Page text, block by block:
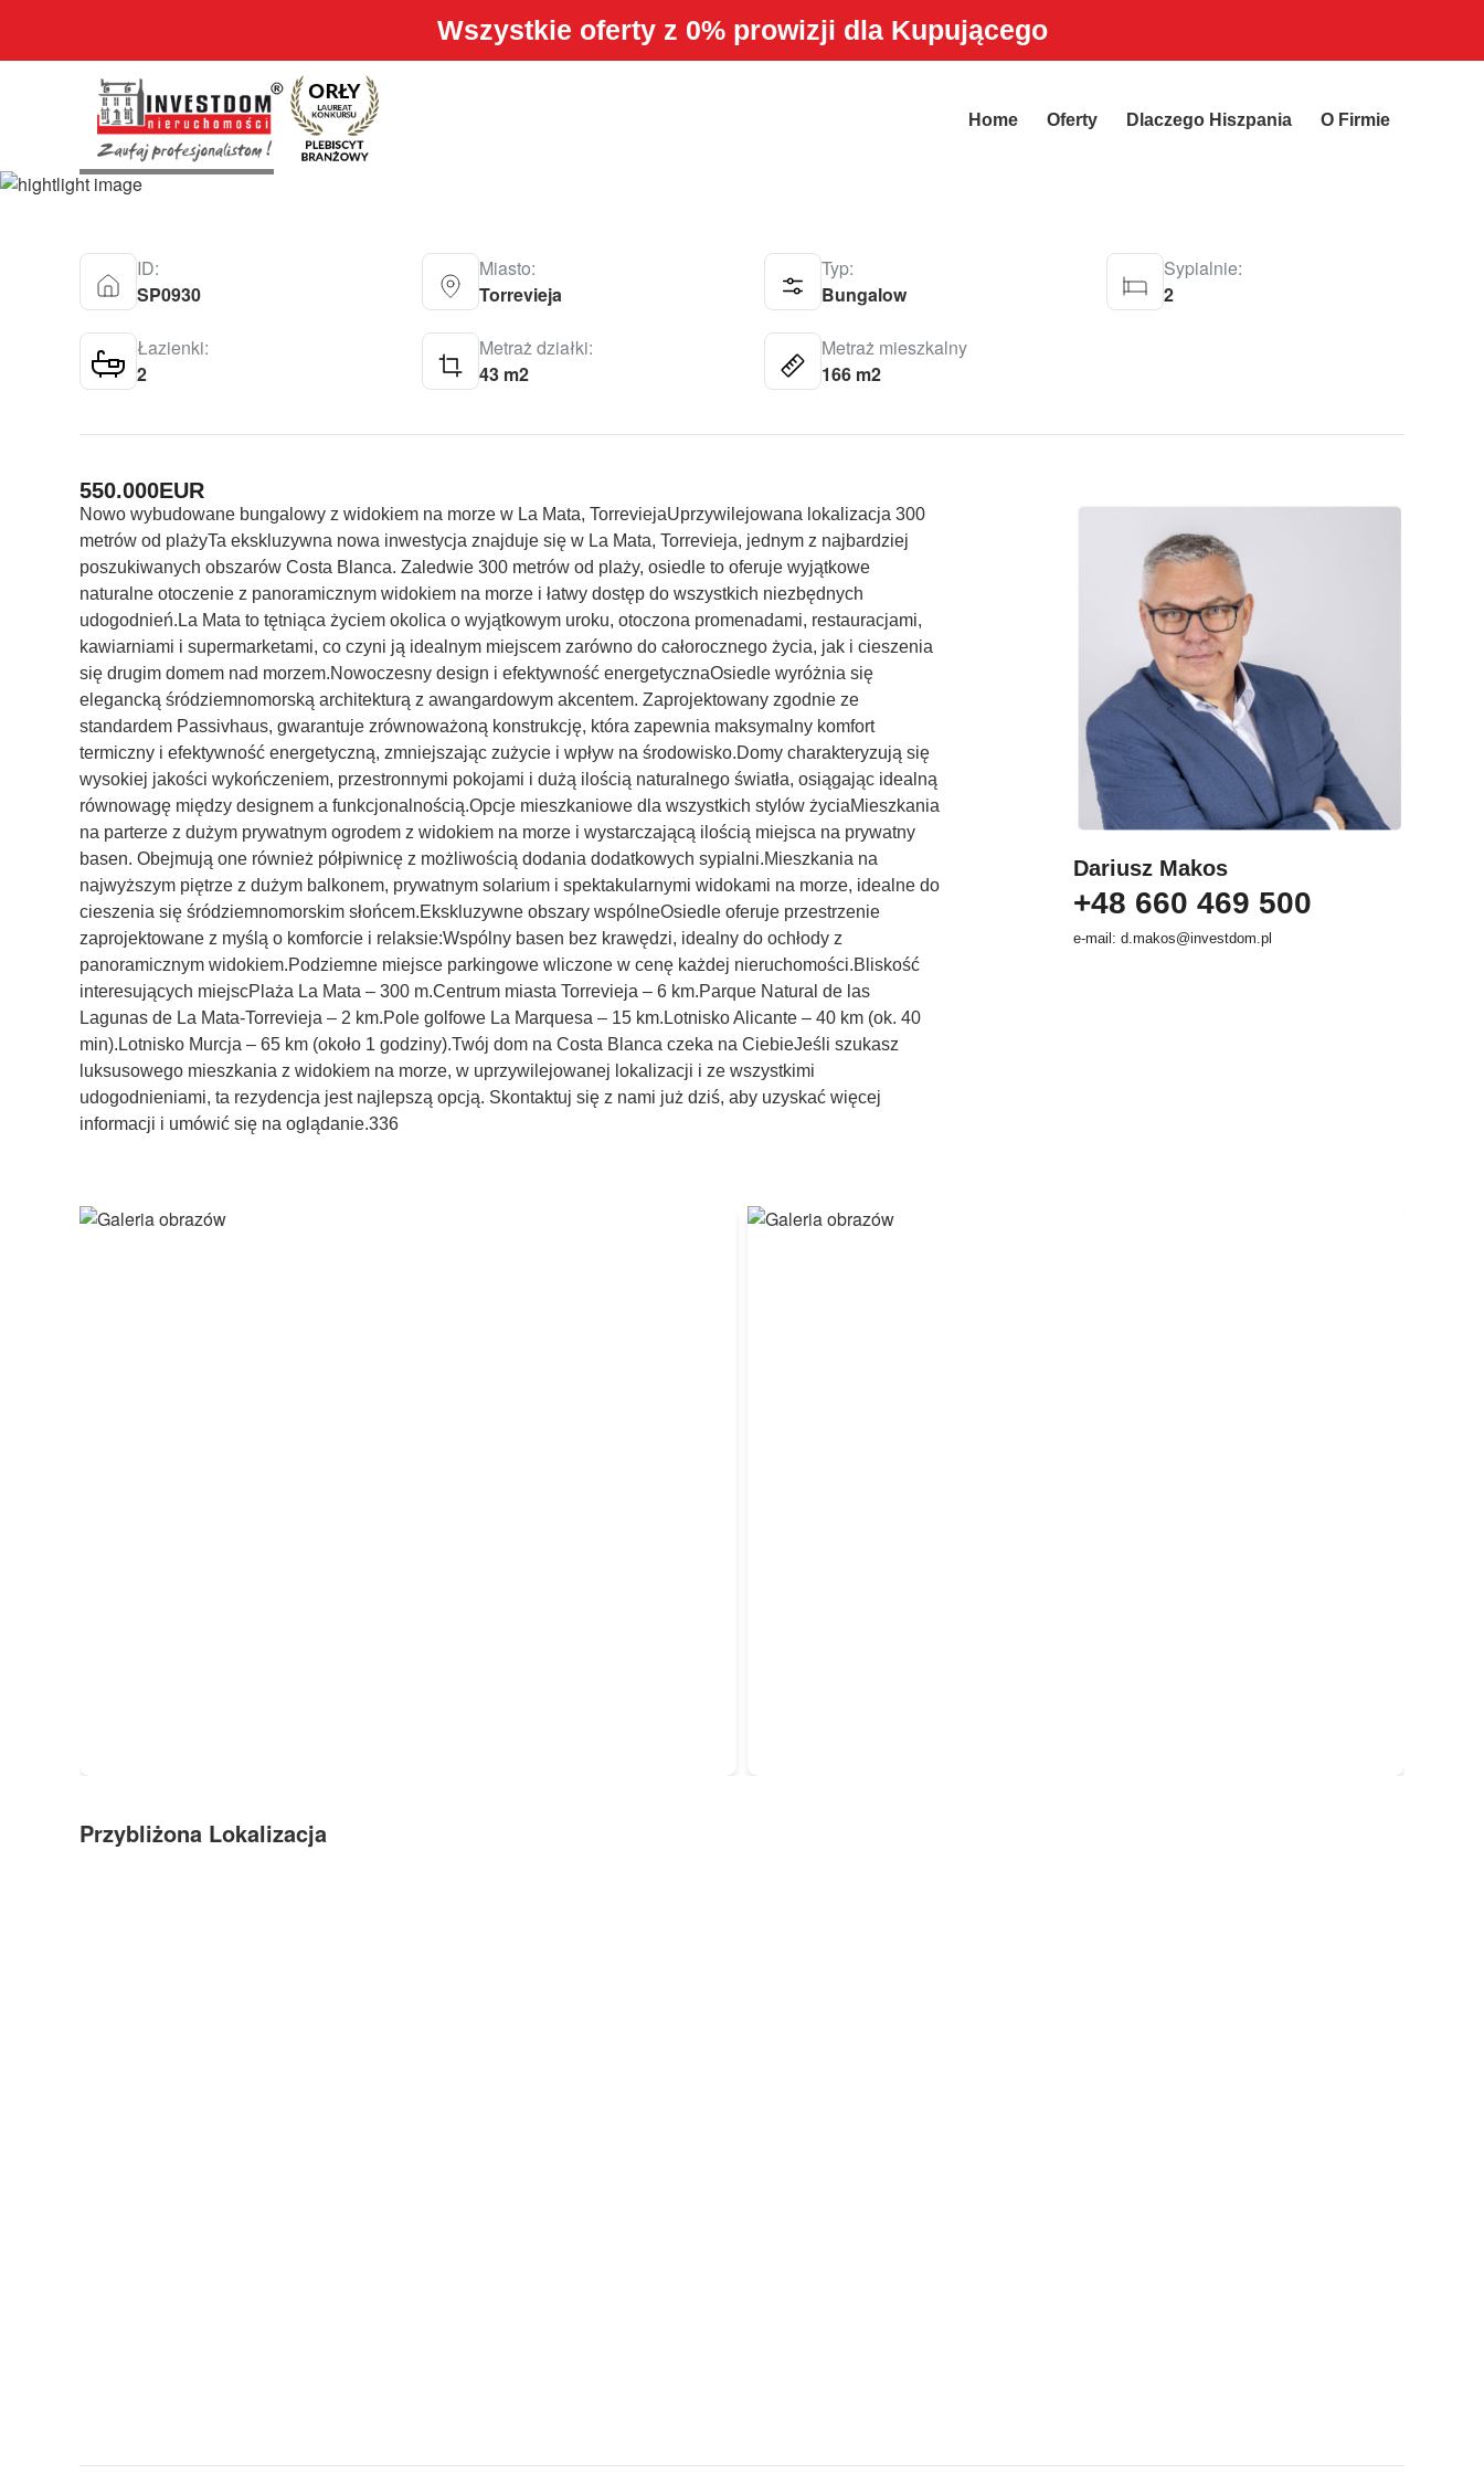
Wszystkie oferty z 0% prowizji dla Kupującego
Home Oferty Dlaczego Hiszpania O Firmie
BUNGALOW – TORREVIEJA
550.000EUR
ID:
SP0930
Miasto:
Torrevieja
Typ:
Bungalow
Sypialnie:
2
Łazienki:
2
Metraż działki:
43 m2
Metraż mieszkalny
166 m2
550.000EUR
Nowo wybudowane bungalowy z widokiem na morze w La Mata, TorreviejaUprzywilejowana lokalizacja 300
metrów od plażyTa ekskluzywna nowa inwestycja znajduje się w La Mata, Torrevieja, jednym z najbardziej
poszukiwanych obszarów Costa Blanca. Zaledwie 300 metrów od plaży, osiedle to oferuje wyjątkowe
naturalne otoczenie z panoramicznym widokiem na morze i łatwy dostęp do wszystkich niezbędnych
udogodnień.La Mata to tętniąca życiem okolica o wyjątkowym uroku, otoczona promenadami, restauracjami,
kawiarniami i supermarketami, co czyni ją idealnym miejscem zarówno do całorocznego życia, jak i cieszenia
się drugim domem nad morzem.Nowoczesny design i efektywność energetycznaOsiedle wyróżnia się
elegancką śródziemnomorską architekturą z awangardowym akcentem. Zaprojektowany zgodnie ze
standardem Passivhaus, gwarantuje zrównoważoną konstrukcję, która zapewnia maksymalny komfort
termiczny i efektywność energetyczną, zmniejszając zużycie i wpływ na środowisko.Domy charakteryzują się
wysokiej jakości wykończeniem, przestronnymi pokojami i dużą ilością naturalnego światła, osiągając idealną
równowagę między designem a funkcjonalnością.Opcje mieszkaniowe dla wszystkich stylów życiaMieszkania
na parterze z dużym prywatnym ogrodem z widokiem na morze i wystarczającą ilością miejsca na prywatny
basen. Obejmują one również półpiwnicę z możliwością dodania dodatkowych sypialni.Mieszkania na
najwyższym piętrze z dużym balkonem, prywatnym solarium i spektakularnymi widokami na morze, idealne do
cieszenia się śródziemnomorskim słońcem.Ekskluzywne obszary wspólneOsiedle oferuje przestrzenie
zaprojektowane z myślą o komforcie i relaksie:Wspólny basen bez krawędzi, idealny do ochłody z
panoramicznym widokiem.Podziemne miejsce parkingowe wliczone w cenę każdej nieruchomości.Bliskość
interesujących miejscPlaża La Mata – 300 m.Centrum miasta Torrevieja – 6 km.Parque Natural de las
Lagunas de La Mata-Torrevieja – 2 km.Pole golfowe La Marquesa – 15 km.Lotnisko Alicante – 40 km (ok. 40
min).Lotnisko Murcja – 65 km (około 1 godziny).Twój dom na Costa Blanca czeka na CiebieJeśli szukasz
luksusowego mieszkania z widokiem na morze, w uprzywilejowanej lokalizacji i ze wszystkimi
udogodnieniami, ta rezydencja jest najlepszą opcją. Skontaktuj się z nami już dziś, aby uzyskać więcej
informacji i umówić się na oglądanie.336
Dariusz Makos
+48 660 469 500
e-mail: d.makos@investdom.pl
Przybliżona Lokalizacja